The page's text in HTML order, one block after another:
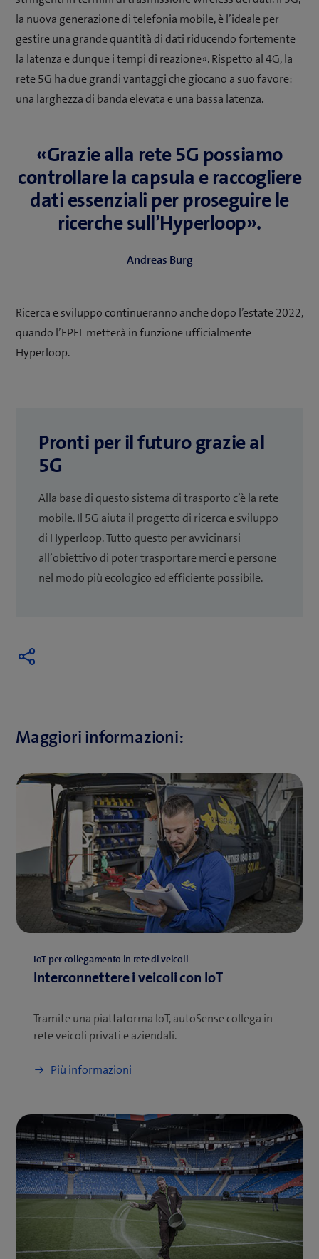
la nuova generazione di telefonia mobile, è l’ideale per
gestire una grande quantità di dati riducendo fortemente
la latenza e dunque i tempi di reazione». Rispetto al 4G, la
rete 5G ha due grandi vantaggi che giocano a suo favore:
una larghezza di banda elevata e una bassa latenza.
«Grazie alla rete 5G possiamo
controllare la capsula e raccogliere
dati essenziali per proseguire le
ricerche sull’Hyperloop».
Andreas Burg
Ricerca e sviluppo continueranno anche dopo l’estate 2022,
quando l’EPFL metterà in funzione ufficialmente
Hyperloop.
Pronti per il futuro grazie al
5G
Alla base di questo sistema di trasporto c’è la rete
mobile. Il 5G aiuta il progetto di ricerca e sviluppo
di Hyperloop. Tutto questo per avvicinarsi
all’obiettivo di poter trasportare merci e persone
nel modo più ecologico ed efficiente possibile.
Maggiori informazioni:
IoT per collegamento in rete di veicoli
Interconnettere i veicoli con IoT
Tramite una piattaforma IoT, autoSense collega in
rete veicoli privati e aziendali.
Più informazioni